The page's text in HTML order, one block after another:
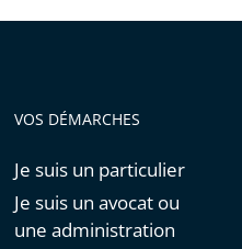
VOS DÉMARCHES
Je suis un particulier
Je suis un avocat ou
une administration